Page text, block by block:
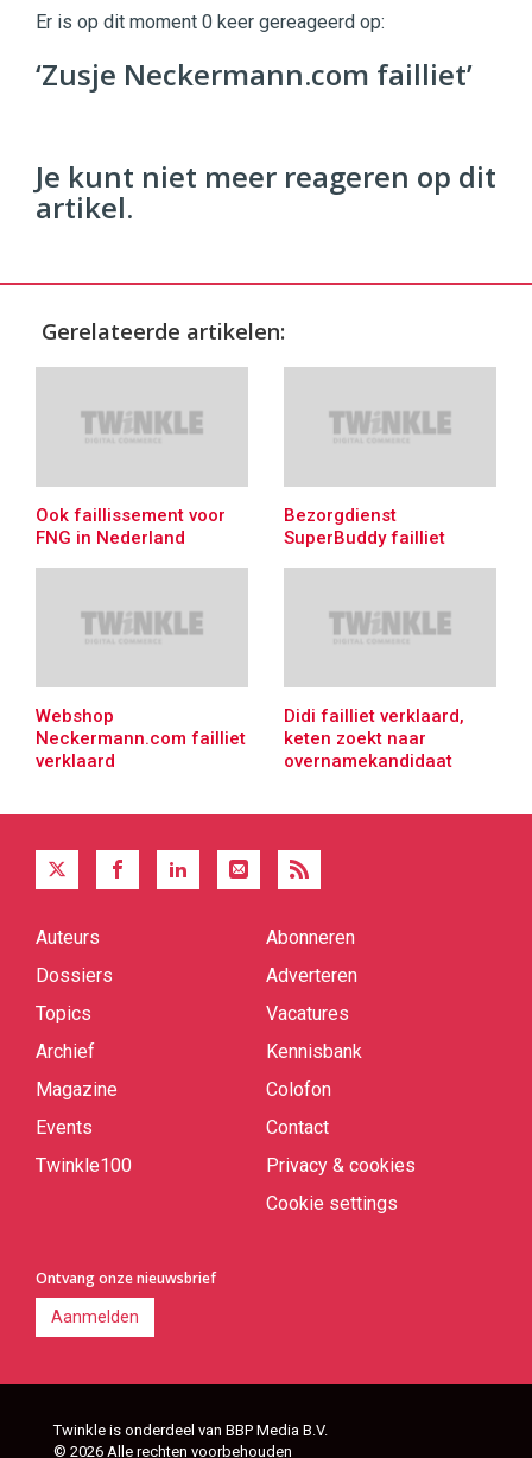
|
Digital
Commerce https://twinklemagazine.nl
Er is op dit moment 0 keer gereageerd op:
‘Zusje Neckermann.com failliet’
Je kunt niet meer reageren op dit
artikel.
Gerelateerde artikelen:
Ook faillissement voor
FNG in Nederland
Bezorgdienst
SuperBuddy failliet
Webshop
Neckermann.com failliet
verklaard
Didi failliet verklaard,
keten zoekt naar
overnamekandidaat
Quick
Auteurs
Dossiers
Topics
Archief
Magazine
Events
Twinkle100
Abonneren
Adverteren
Vacatures
Kennisbank
Colofon
Contact
Privacy & cookies
Cookie settings
Ontvang onze nieuwsbrief
Aanmelden
Twinkle is onderdeel van BBP Media B.V.
© 2026 Alle rechten voorbehouden